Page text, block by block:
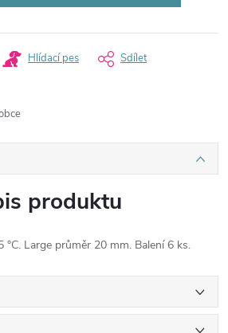
Hlídací pes Sdílet
produktu
Large průměr 20 mm. Balení 6 ks.